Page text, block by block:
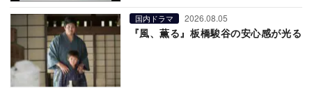
国内ドラマ 2026.08.05
『風、薫る』板橋駿谷の安心感が光る